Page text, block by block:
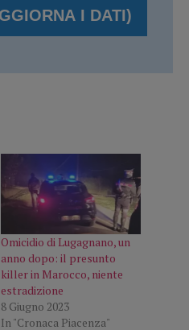
Omicidio di Lugagnano, un
anno dopo: il presunto
killer in Marocco, niente
estradizione
8 Giugno 2023
In "Cronaca Piacenza"